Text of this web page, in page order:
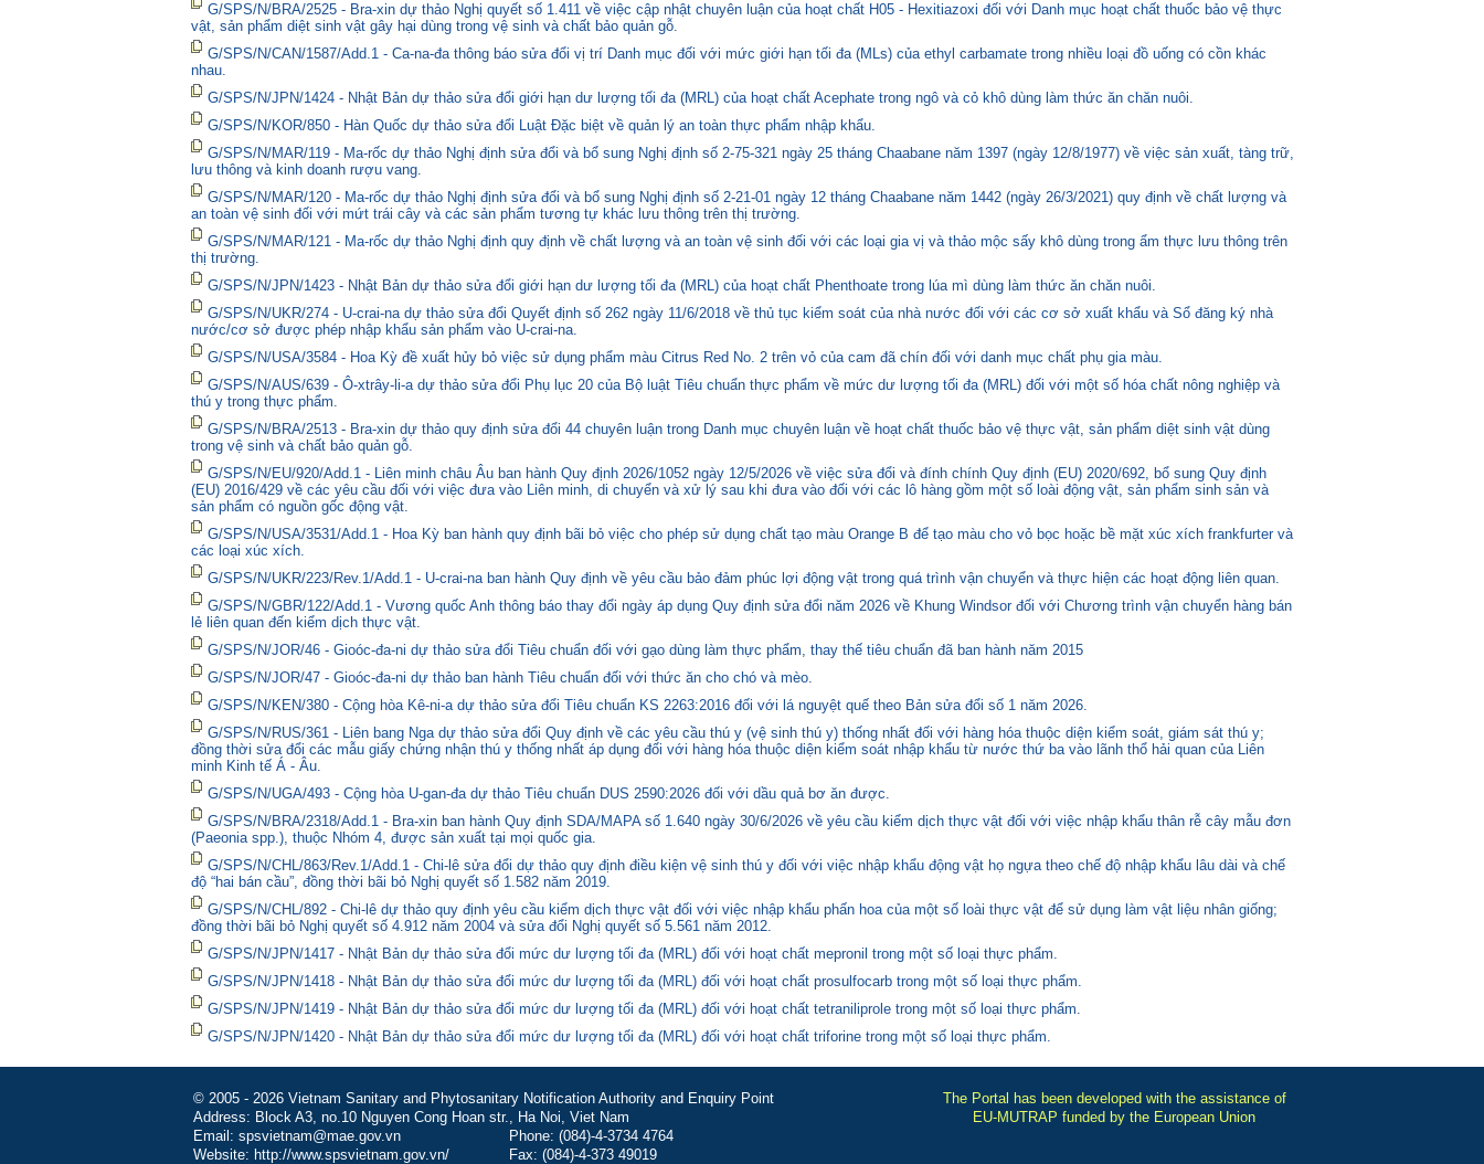
G/SPS/N/BRA/2525 - Bra-xin dự thảo Nghị quyết số 1.411 về việc cập nhật chuyên luận của hoạt chất H05 - Hexitiazoxi đối với Danh mục hoạt chất thuốc bảo vệ thực
vật, sản phẩm diệt sinh vật gây hại dùng trong vệ sinh và chất bảo quản gỗ.
G/SPS/N/CAN/1587/Add.1 - Ca-na-đa thông báo sửa đổi vị trí Danh mục đối với mức giới hạn tối đa (MLs) của ethyl carbamate trong nhiều loại đồ uống có cồn khác
nhau.
G/SPS/N/JPN/1424 - Nhật Bản dự thảo sửa đổi giới hạn dư lượng tối đa (MRL) của hoạt chất Acephate trong ngô và cỏ khô dùng làm thức ăn chăn nuôi.
G/SPS/N/KOR/850 - Hàn Quốc dự thảo sửa đổi Luật Đặc biệt về quản lý an toàn thực phẩm nhập khẩu.
G/SPS/N/MAR/119 - Ma-rốc dự thảo Nghị định sửa đổi và bổ sung Nghị định số 2-75-321 ngày 25 tháng Chaabane năm 1397 (ngày 12/8/1977) về việc sản xuất, tàng trữ,
lưu thông và kinh doanh rượu vang.
G/SPS/N/MAR/120 - Ma-rốc dự thảo Nghị định sửa đổi và bổ sung Nghị định số 2-21-01 ngày 12 tháng Chaabane năm 1442 (ngày 26/3/2021) quy định về chất lượng và
an toàn vệ sinh đối với mứt trái cây và các sản phẩm tương tự khác lưu thông trên thị trường.
G/SPS/N/MAR/121 - Ma-rốc dự thảo Nghị định quy định về chất lượng và an toàn vệ sinh đối với các loại gia vị và thảo mộc sấy khô dùng trong ẩm thực lưu thông trên
thị trường.
G/SPS/N/JPN/1423 - Nhật Bản dự thảo sửa đổi giới hạn dư lượng tối đa (MRL) của hoạt chất Phenthoate trong lúa mì dùng làm thức ăn chăn nuôi.
G/SPS/N/UKR/274 - U-crai-na dự thảo sửa đổi Quyết định số 262 ngày 11/6/2018 về thủ tục kiểm soát của nhà nước đối với các cơ sở xuất khẩu và Sổ đăng ký nhà
nước/cơ sở được phép nhập khẩu sản phẩm vào U-crai-na.
G/SPS/N/USA/3584 - Hoa Kỳ đề xuất hủy bỏ việc sử dụng phẩm màu Citrus Red No. 2 trên vỏ của cam đã chín đối với danh mục chất phụ gia màu.
G/SPS/N/AUS/639 - Ô-xtrây-li-a dự thảo sửa đổi Phụ lục 20 của Bộ luật Tiêu chuẩn thực phẩm về mức dư lượng tối đa (MRL) đối với một số hóa chất nông nghiệp và
thú y trong thực phẩm.
G/SPS/N/BRA/2513 - Bra-xin dự thảo quy định sửa đổi 44 chuyên luận trong Danh mục chuyên luận về hoạt chất thuốc bảo vệ thực vật, sản phẩm diệt sinh vật dùng
trong vệ sinh và chất bảo quản gỗ.
G/SPS/N/EU/920/Add.1 - Liên minh châu Âu ban hành Quy định 2026/1052 ngày 12/5/2026 về việc sửa đổi và đính chính Quy định (EU) 2020/692, bổ sung Quy định
(EU) 2016/429 về các yêu cầu đối với việc đưa vào Liên minh, di chuyển và xử lý sau khi đưa vào đối với các lô hàng gồm một số loài động vật, sản phẩm sinh sản và
sản phẩm có nguồn gốc động vật.
G/SPS/N/USA/3531/Add.1 - Hoa Kỳ ban hành quy định bãi bỏ việc cho phép sử dụng chất tạo màu Orange B để tạo màu cho vỏ bọc hoặc bề mặt xúc xích frankfurter và
các loại xúc xích.
G/SPS/N/UKR/223/Rev.1/Add.1 - U-crai-na ban hành Quy định về yêu cầu bảo đảm phúc lợi động vật trong quá trình vận chuyển và thực hiện các hoạt động liên quan.
G/SPS/N/GBR/122/Add.1 - Vương quốc Anh thông báo thay đổi ngày áp dụng Quy định sửa đổi năm 2026 về Khung Windsor đối với Chương trình vận chuyển hàng bán
lẻ liên quan đến kiểm dịch thực vật.
G/SPS/N/JOR/46 - Gioóc-đa-ni dự thảo sửa đổi Tiêu chuẩn đối với gạo dùng làm thực phẩm, thay thế tiêu chuẩn đã ban hành năm 2015
G/SPS/N/JOR/47 - Gioóc-đa-ni dự thảo ban hành Tiêu chuẩn đối với thức ăn cho chó và mèo.
G/SPS/N/KEN/380 - Cộng hòa Kê-ni-a dự thảo sửa đổi Tiêu chuẩn KS 2263:2016 đối với lá nguyệt quế theo Bản sửa đổi số 1 năm 2026.
G/SPS/N/RUS/361 - Liên bang Nga dự thảo sửa đổi Quy định về các yêu cầu thú y (vệ sinh thú y) thống nhất đối với hàng hóa thuộc diện kiểm soát, giám sát thú y;
đồng thời sửa đổi các mẫu giấy chứng nhận thú y thống nhất áp dụng đối với hàng hóa thuộc diện kiểm soát nhập khẩu từ nước thứ ba vào lãnh thổ hải quan của Liên
minh Kinh tế Á - Âu.
G/SPS/N/UGA/493 - Cộng hòa U-gan-đa dự thảo Tiêu chuẩn DUS 2590:2026 đối với dầu quả bơ ăn được.
G/SPS/N/BRA/2318/Add.1 - Bra-xin ban hành Quy định SDA/MAPA số 1.640 ngày 30/6/2026 về yêu cầu kiểm dịch thực vật đối với việc nhập khẩu thân rễ cây mẫu đơn
(Paeonia spp.), thuộc Nhóm 4, được sản xuất tại mọi quốc gia.
G/SPS/N/CHL/863/Rev.1/Add.1 - Chi-lê sửa đổi dự thảo quy định điều kiện vệ sinh thú y đối với việc nhập khẩu động vật họ ngựa theo chế độ nhập khẩu lâu dài và chế
độ “hai bán cầu”, đồng thời bãi bỏ Nghị quyết số 1.582 năm 2019.
G/SPS/N/CHL/892 - Chi-lê dự thảo quy định yêu cầu kiểm dịch thực vật đối với việc nhập khẩu phấn hoa của một số loài thực vật để sử dụng làm vật liệu nhân giống;
đồng thời bãi bỏ Nghị quyết số 4.912 năm 2004 và sửa đổi Nghị quyết số 5.561 năm 2012.
G/SPS/N/JPN/1417 - Nhật Bản dự thảo sửa đổi mức dư lượng tối đa (MRL) đối với hoạt chất mepronil trong một số loại thực phẩm.
G/SPS/N/JPN/1418 - Nhật Bản dự thảo sửa đổi mức dư lượng tối đa (MRL) đối với hoạt chất prosulfocarb trong một số loại thực phẩm.
G/SPS/N/JPN/1419 - Nhật Bản dự thảo sửa đổi mức dư lượng tối đa (MRL) đối với hoạt chất tetraniliprole trong một số loại thực phẩm.
G/SPS/N/JPN/1420 - Nhật Bản dự thảo sửa đổi mức dư lượng tối đa (MRL) đối với hoạt chất triforine trong một số loại thực phẩm.
© 2005 - 2026 Vietnam Sanitary and Phytosanitary Notification Authority and Enquiry Point
Address: Block A3, no.10 Nguyen Cong Hoan str., Ha Noi, Viet Nam
Email: spsvietnam@mae.gov.vn
Phone: (084)-4-3734 4764
Website: http://www.spsvietnam.gov.vn/
Fax: (084)-4-373 49019
The Portal has been developed with the assistance of
EU-MUTRAP funded by the European Union